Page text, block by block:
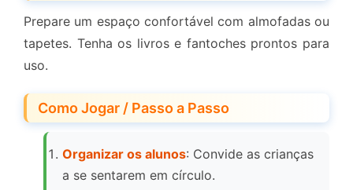
Prepare um espaço confortável com almofadas ou
tapetes. Tenha os livros e fantoches prontos para
uso.
Como Jogar / Passo a Passo
Organizar os alunos: Convide as crianças
a se sentarem em círculo.